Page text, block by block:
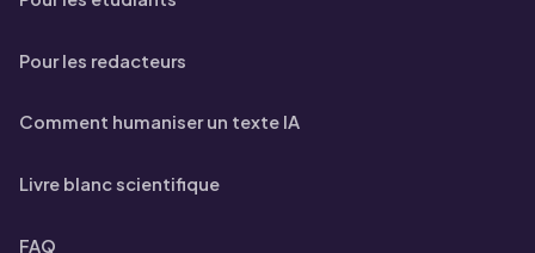
Pour les redacteurs
Comment humaniser un texte IA
Livre blanc scientifique
FAQ